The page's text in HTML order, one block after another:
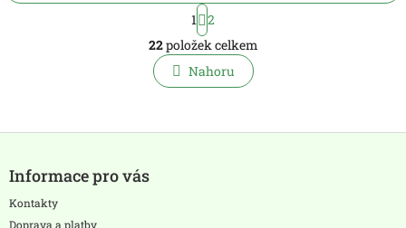
O
v
l
á
c
S
t
r
á
n
k
á
1
2
22položek celkem
Nahoru
pInformace pro vás
Kontakty
Doprava a platby